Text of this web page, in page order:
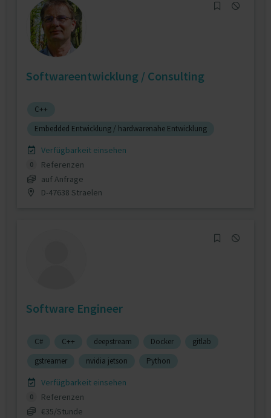
Softwareentwicklung / Consulting
C++
Embedded Entwicklung / hardwarenahe Entwicklung
Verfügbarkeit einsehen
0
Referenzen
auf Anfrage
D-47638 Straelen
Software Engineer
C# C++ deepstream Docker
gitlab
gstreamer
nvidia jetson Python
Verfügbarkeit einsehen
0
Referenzen
€35/Stunde